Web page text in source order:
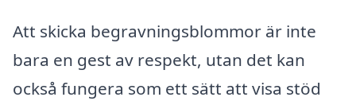
Att skicka begravningsblommor är inte
bara en gest av respekt, utan det kan
också fungera som ett sätt att visa stöd